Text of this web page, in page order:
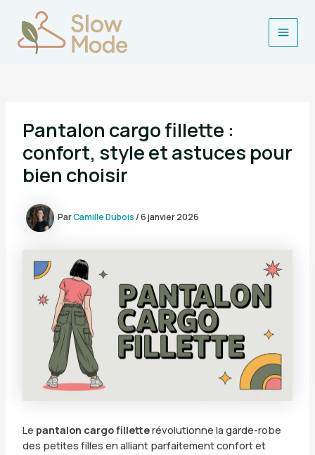
contenu
Main
Pantalon cargo fillette :
confort, style et astuces pour
bien choisir
ParCamille Dubois/6 janvier 2026
Le pantalon cargo filletterévolutionne la garde-robe
des petites filles en alliant parfaitement confort et